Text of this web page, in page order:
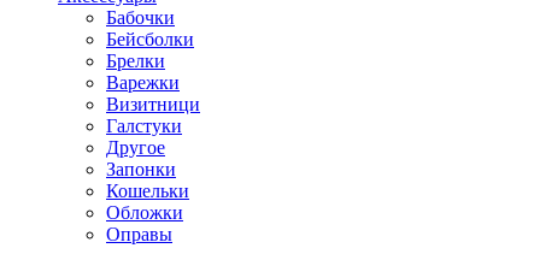
Бабочки
Бейсболки
Брелки
Варежки
Визитници
Галстуки
Другое
Запонки
Кошельки
Обложки
Оправы